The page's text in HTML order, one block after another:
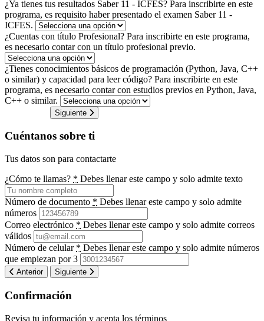
¿Ya tienes tus resultados Saber 11 - ICFES? Para inscribirte en este
programa, es requisito haber presentado el examen Saber 11 -
ICFES.
¿Cuentas con título Profesional? Para inscribirte en este programa,
es necesario contar con un título profesional previo.
¿Tienes conocimientos básicos de programación (Python, Java, C++
o similar) y capacidad para leer código? Para inscribirte en este
programa, es necesario contar con estudios previos en Python, Java,
C++ o similar.
Siguiente
Cuéntanos sobre ti
Tus datos son para contactarte
¿Cómo te llamas? * Debes llenar este campo y solo admite texto
Número de documento * Debes llenar este campo y solo admite
números
Correo electrónico * Debes llenar este campo y solo admite correos
válidos
Número de celular * Debes llenar este campo y solo admite números
que empiezan por 3
Anterior Siguiente
Confirmación
Revisa tu información y acepta los términos